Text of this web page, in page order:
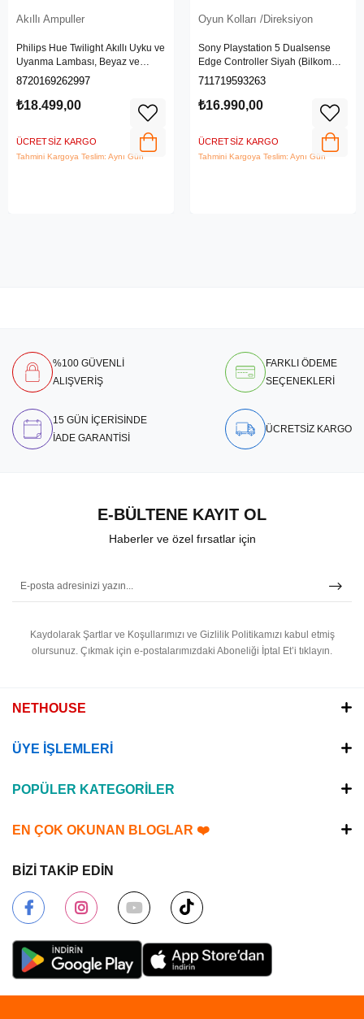
Akıllı Ampuller
Philips Hue Twilight Akıllı Uyku ve
Uyanma Lambası, Beyaz ve
Renkli Işık, Alexa, Apple Home ve
8720169262997
₺18.499,00
ÜCRETSIZ KARGO
Tahmini Kargoya Teslim: Aynı Gün
Oyun Kolları /Direksiyon
Sony Playstation 5 Dualsense
Edge Controller Siyah (Bilkom
Garantili)
711719593263
₺16.990,00
ÜCRETSIZ KARGO
Tahmini Kargoya Teslim: Aynı Gün
%100 GÜVENLİ
ALIŞVERİŞ
FARKLI ÖDEME
SEÇENEKLERİ
15 GÜN İÇERİSİNDE
İADE GARANTİSİ
ÜCRETSİZ KARGO
E-BÜLTENE KAYIT OL
Haberler ve özel fırsatlar için
Kaydolarak Şartlar ve Koşullarımızı ve Gizlilik Politikamızı kabul etmiş
olursunuz. Çıkmak için e-postalarımızdaki Aboneliği İptal Et’i tıklayın.
NETHOUSE
ÜYE İŞLEMLERİ
POPÜLER KATEGORİLER
EN ÇOK OKUNAN BLOGLAR ❤️
BİZİ TAKİP EDİN